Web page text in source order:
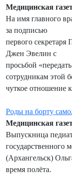
Медицинская
На имя главного
за подписью
первого
Джен Эвелин с
просьбой
сотрудникам этой
чуткое отношение
Роды на борту
Медицинская
Выпускница
государственного
(Архангельск)
время полёта.